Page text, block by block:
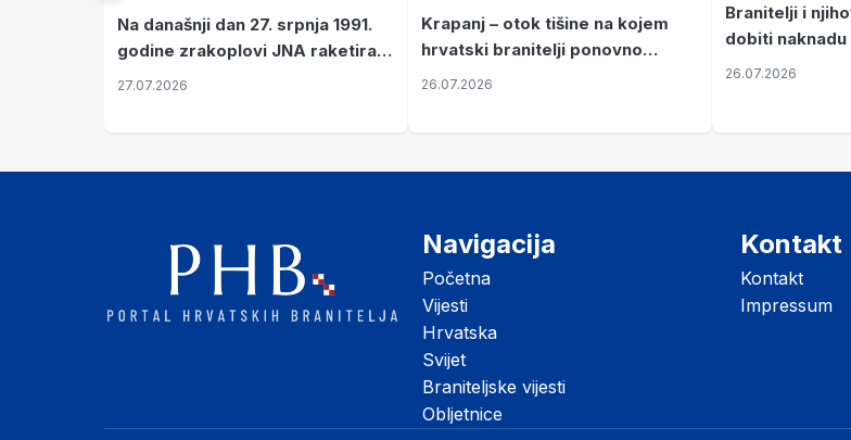
Na današnji dan 27. srpnja 1991.
godine zrakoplovi JNA raketirali
su vojarnu i obučni centar "Nikola
27.07.2026
Krapanj – otok tišine na kojem
hrvatski branitelji ponovno
pronalaze mir
26.07.2026
Branitelji i
dobiti
zahtjevi se
26.07.2026
Navigacija
Početna
Vijesti
Hrvatska
Svijet
Braniteljske vijesti
Obljetnice
Kontakt
Kontakt
Impressum